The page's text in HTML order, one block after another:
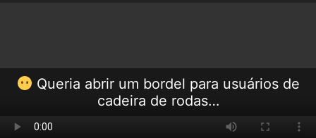
Queria abrir um bordel para usuários de
cadeira de rodas…